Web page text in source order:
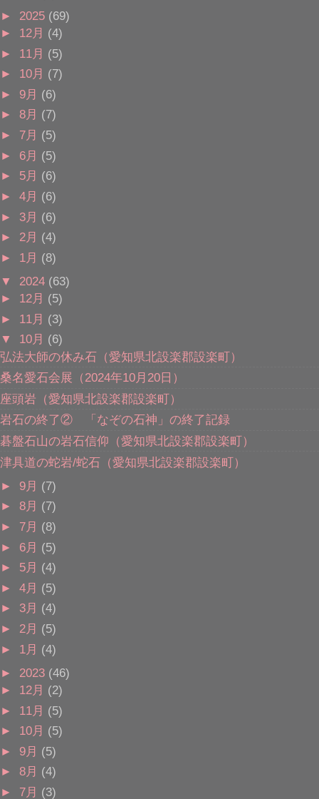
► 2025 (69)
► 12月 (4)
► 11月 (5)
► 10月 (7)
► 9月 (6)
► 8月 (7)
► 7月 (5)
► 6月 (5)
► 5月 (6)
► 4月 (6)
► 3月 (6)
► 2月 (4)
► 1月 (8)
▼ 2024 (63)
► 12月 (5)
► 11月 (3)
▼ 10月 (6)
弘法大師の休み石（愛知県北設楽郡設楽町）
桑名愛石会展（2024年10月20日）
座頭岩（愛知県北設楽郡設楽町）
岩石の終了② 「なぞの石神」の終了記録
碁盤石山の岩石信仰（愛知県北設楽郡設楽町）
津具道の蛇岩/蛇石（愛知県北設楽郡設楽町）
► 9月 (7)
► 8月 (7)
► 7月 (8)
► 6月 (5)
► 5月 (4)
► 4月 (5)
► 3月 (4)
► 2月 (5)
► 1月 (4)
► 2023 (46)
► 12月 (2)
► 11月 (5)
► 10月 (5)
► 9月 (5)
► 8月 (4)
► 7月 (3)